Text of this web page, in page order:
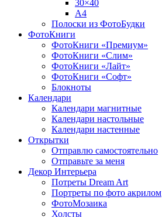
30×40
A4
Полоски из ФотоБудки
ФотоКниги
ФотоКниги «Премиум»
ФотоКниги «Слим»
ФотоКниги «Лайт»
ФотоКниги «Софт»
Блокноты
Календари
Календари магнитные
Календари настольные
Календари настенные
Открытки
Отправлю самостоятельно
Отправьте за меня
Декор Интерьера
Потреты Dream Art
Портреты по фото акрилом
ФотоМозаика
Холсты